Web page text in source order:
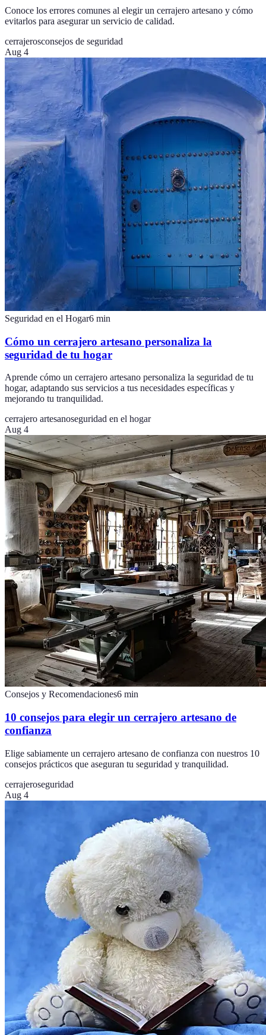
Conoce los errores comunes al elegir un cerrajero artesano y cómo
evitarlos para asegurar un servicio de calidad.
cerrajerosconsejos de seguridad
Aug 4
Seguridad en el Hogar6 min
Cómo un cerrajero artesano personaliza la
seguridad de tu hogar
Aprende cómo un cerrajero artesano personaliza la seguridad de tu
hogar, adaptando sus servicios a tus necesidades específicas y
mejorando tu tranquilidad.
cerrajero artesanoseguridad en el hogar
Aug 4
Consejos y Recomendaciones6 min
10 consejos para elegir un cerrajero artesano de
confianza
Elige sabiamente un cerrajero artesano de confianza con nuestros 10
consejos prácticos que aseguran tu seguridad y tranquilidad.
cerrajeroseguridad
Aug 4